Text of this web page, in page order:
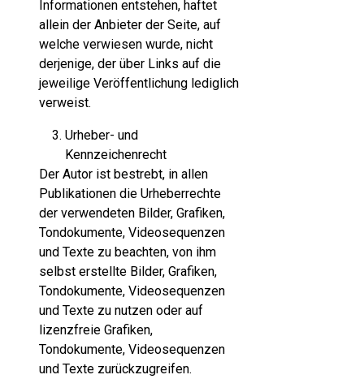
Informationen entstehen, haftet
allein der Anbieter der Seite, auf
welche verwiesen wurde, nicht
derjenige, der über Links auf die
jeweilige Veröffentlichung lediglich
verweist.
Urheber- und
Kennzeichenrecht
Der Autor ist bestrebt, in allen
Publikationen die Urheberrechte
der verwendeten Bilder, Grafiken,
Tondokumente, Videosequenzen
und Texte zu beachten, von ihm
selbst erstellte Bilder, Grafiken,
Tondokumente, Videosequenzen
und Texte zu nutzen oder auf
lizenzfreie Grafiken,
Tondokumente, Videosequenzen
und Texte zurückzugreifen.